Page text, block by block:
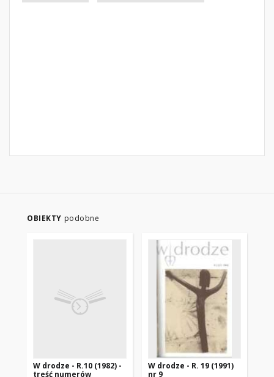
OBIEKTY podobne
W drodze - R.10 (1982) -
treść numerów
W drodze - R. 19 (1991)
nr 9